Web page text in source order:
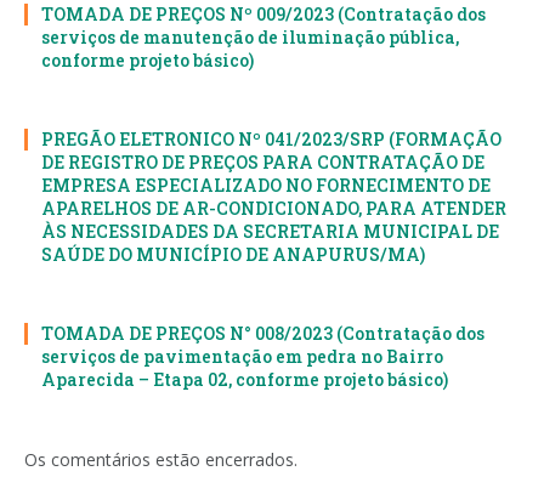
TOMADA DE PREÇOS Nº 009/2023 (Contratação dos
serviços de manutenção de iluminação pública,
conforme projeto básico)
PREGÃO ELETRONICO Nº 041/2023/SRP (FORMAÇÃO
DE REGISTRO DE PREÇOS PARA CONTRATAÇÃO DE
EMPRESA ESPECIALIZADO NO FORNECIMENTO DE
APARELHOS DE AR-CONDICIONADO, PARA ATENDER
ÀS NECESSIDADES DA SECRETARIA MUNICIPAL DE
SAÚDE DO MUNICÍPIO DE ANAPURUS/MA)
TOMADA DE PREÇOS N° 008/2023 (Contratação dos
serviços de pavimentação em pedra no Bairro
Aparecida – Etapa 02, conforme projeto básico)
Os comentários estão encerrados.